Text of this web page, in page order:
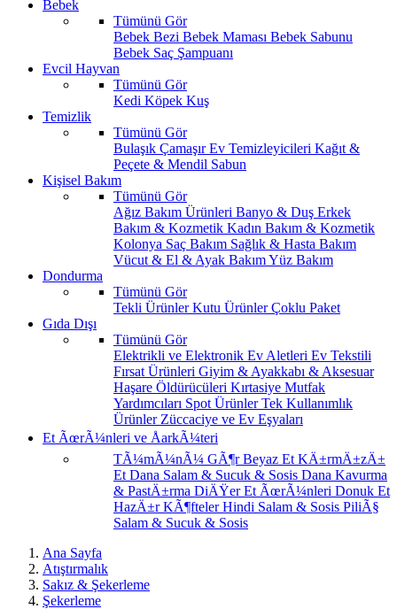
Bebek
Tümünü Gör
Bebek Bezi Bebek Maması Bebek Sabunu
Bebek Saç Şampuanı
Evcil Hayvan
Tümünü Gör
Kedi Köpek Kuş
Temizlik
Tümünü Gör
Bulaşık ÇamaşırEv Temizleyicileri Kağıt &
Peçete & Mendil Sabun
Kişisel Bakım
Tümünü Gör
Ağız Bakım Ürünleri Banyo & Duş Erkek
Bakım & Kozmetik Kadın Bakım & Kozmetik
Kolonya Saç Bakım Sağlık & Hasta Bakım
Vücut & El & Ayak BakımYüz Bakım
Dondurma
Tümünü Gör
Tekli ÜrünlerKutu ÜrünlerÇoklu Paket
Gıda Dışı
Tümünü Gör
Elektrikli ve Elektronik Ev Aletleri Ev Tekstili
Fırsat Ürünleri Giyim & Ayakkabı & Aksesuar
Haşare Öldürücüleri Kırtasiye Mutfak
Yardımcıları Spot ÜrünlerTek Kullanımlık
Ürünler Züccaciye ve Ev Eşyaları
Et ÃœrÃ¼nleri ve ÅarkÃ¼teri
TÃ¼mÃ¼nÃ¼ GÃ¶rBeyaz Et KÄ±rmÄ±zÄ±
Et Dana Salam & Sucuk & Sosis Dana Kavurma
& PastÄ±rma DiÄŸer Et ÃœrÃ¼nleri Donuk Et
HazÄ±r KÃ¶ftelerHindi Salam & Sosis PiliÃ§
Salam & Sucuk & Sosis
Ana Sayfa
Atıştırmalık
Sakız & Şekerleme
Şekerleme